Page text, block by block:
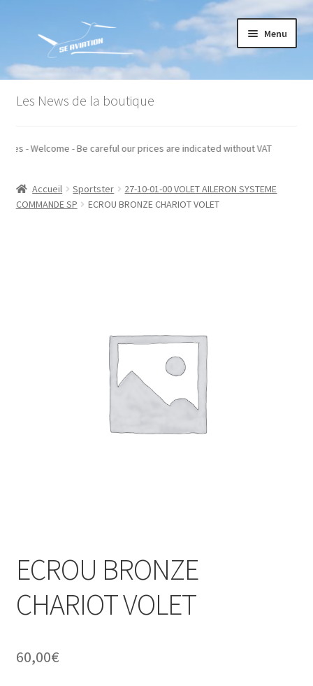
la
navigation
contenu
Menu
Accueil
Conditions générales de vente
Mon compte
Les News de la boutique
taxes - Welcome - Be careful our prices are indicated without VAT
Accueil Sportster
27-10-01-00 VOLET AILERON SYSTEME
COMMANDE SP
ECROU BRONZE CHARIOT VOLET
ECROU BRONZE
CHARIOT VOLET
60,00€